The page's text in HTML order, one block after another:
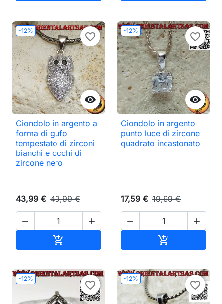
-12%

favorite_border
Ciondolo in argento a
forma di gufo
tempestato di zirconi
bianchi e occhi di
zircone nero
43,99 € 49,99 €
 

-12%

favorite_border
Ciondolo in argento
punto luce di zircone
quadrato incastonato
17,59 € 19,99 €
 

-12%
favorite_border
-12%
favorite_border